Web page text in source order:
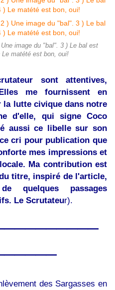
image du "bal". 3 ) Le bal est
matété est bon, oui!
sont attentives,
me fournissent en
la lutte civique dans notre
d'elle, qui signe Coco
aussi ce libelle sur son
cri pour publication que
mes impressions et
Ma contribution est
titre, inspiré de l'article,
quelques passages
Le Scrutateur).
des Sargasses en